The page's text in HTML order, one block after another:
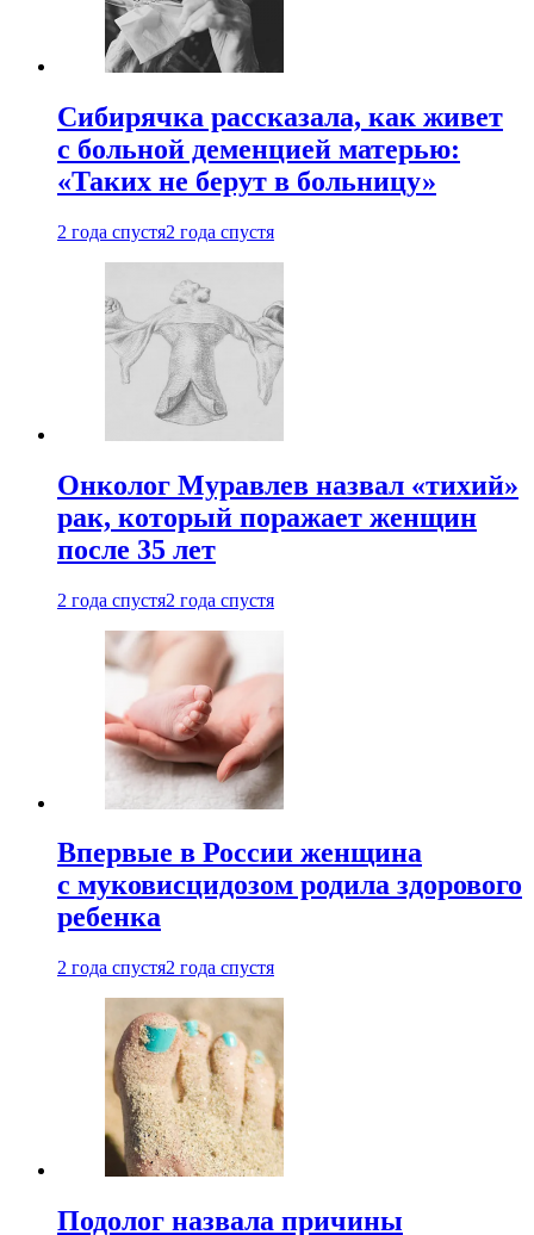
Сибирячка рассказала, как живет
с больной деменцией матерью:
«Таких не берут в больницу»
2 года спустя2 года спустя
Онколог Муравлев назвал «тихий»
рак, который поражает женщин
после 35 лет
2 года спустя2 года спустя
Впервые в России женщина
с муковисцидозом родила здорового
ребенка
2 года спустя2 года спустя
Подолог назвала причины